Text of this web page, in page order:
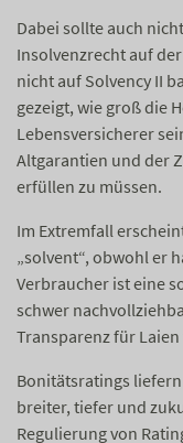
Dabei sollte auch
Insolvenzrecht auf
nicht auf Solvency II
gezeigt, wie groß die
Lebensversicherer
Altgarantien und der
erfüllen zu müssen.
Im Extremfall
„solvent“, obwohl er
Verbraucher ist eine
schwer
Transparenz für
Bonitätsratings
breiter, tiefer und
Regulierung von